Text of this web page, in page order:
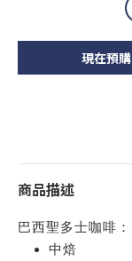
現在預購
商品描述
巴西聖多士咖啡：
中焙